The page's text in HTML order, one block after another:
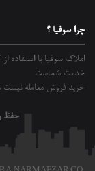
چرا سوفیا ؟
املاک سوفیا با
خدمت شماست
خرید فروش معامله
حفظ